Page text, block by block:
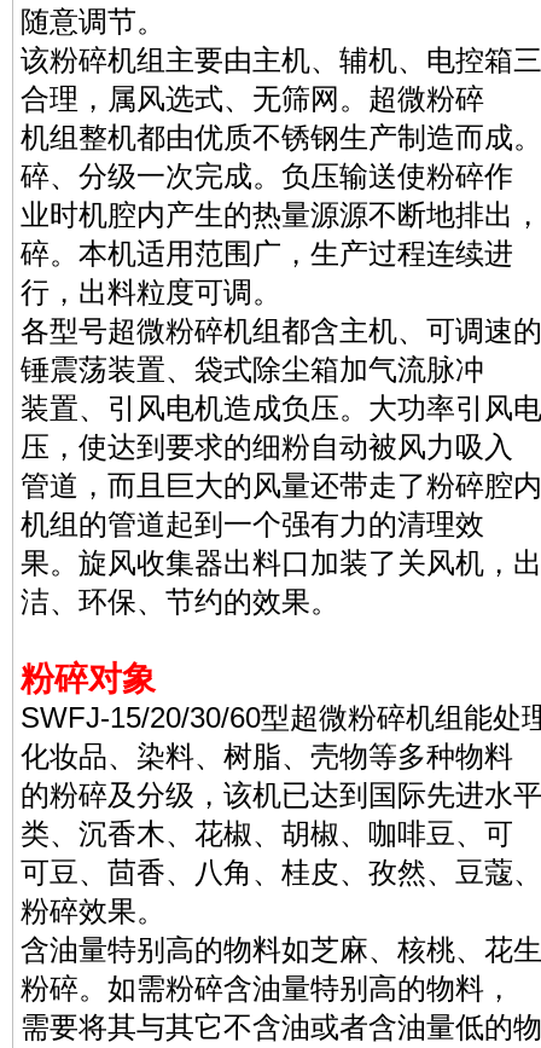
随意调节。
该粉碎机组主要由主机、辅机、电控箱
合理，属风选式、无筛网。超微粉碎
机组整机都由优质不锈钢生产制造而成
碎、分级一次完成。负压输送使粉碎作
业时机腔内产生的热量源源不断地排出
碎。本机适用范围广，生产过程连续进
行，出料粒度可调。
各型号超微粉碎机组都含主机、可调速
锤震荡装置、袋式除尘箱加气流脉冲
装置、引风电机造成负压。大功率引风
压，使达到要求的细粉自动被风力吸入
管道，而且巨大的风量还带走了粉碎腔
机组的管道起到一个强有力的清理效
果。旋风收集器出料口加装了关风机，
洁、环保、节约的效果。
粉碎对象
SWFJ-15/20/30/60型超微粉碎机组能处
化妆品、染料、树脂、壳物等多种物料
的粉碎及分级，该机已达到国际先进水
类、沉香木、花椒、胡椒、咖啡豆、可
可豆、茴香、八角、桂皮、孜然、豆蔻
粉碎效果。
含油量特别高的物料如芝麻、核桃、花
粉碎。如需粉碎含油量特别高的物料，
需要将其与其它不含油或者含油量低的